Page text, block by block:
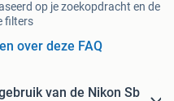
op je zoekopdracht en de
filters
over deze FAQ
van de Nikon Sb